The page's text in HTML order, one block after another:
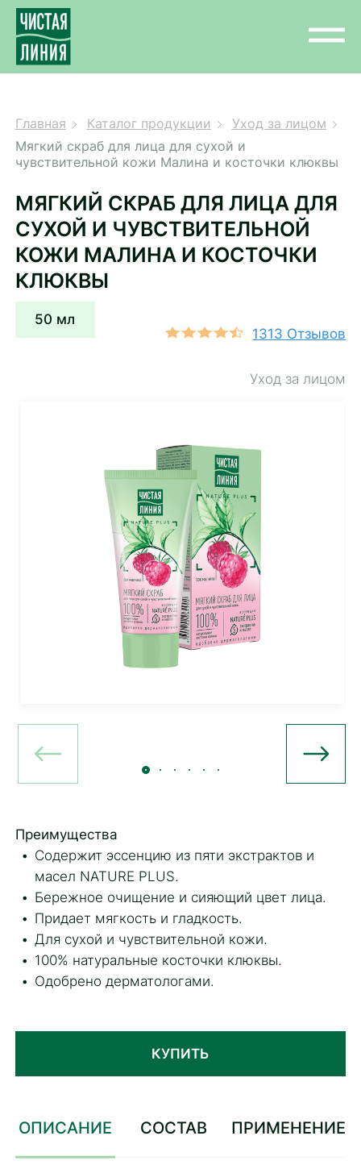
Главная Каталог продукции
Уход за лицом
Мягкий скраб для лица для сухой и
чувствительной кожи Малина и косточки клюквы
МЯГКИЙ СКРАБ ДЛЯ ЛИЦА ДЛЯ
СУХОЙ И ЧУВСТВИТЕЛЬНОЙ
КОЖИ МАЛИНА И КОСТОЧКИ
КЛЮКВЫ
Уход за лицом
1313 Отзывов
50 мл
Преимущества
Содержит эссенцию из пяти экстрактов и
масел NATURE PLUS.
Бережное очищение и сияющий цвет лица.
Придает мягкость и гладкость.
Для сухой и чувствительной кожи.
100% натуральные косточки клюквы.
Одобрено дерматологами.
КУПИТЬ
ОПИСАНИЕ СОСТАВ ПРИМЕНЕНИЕ